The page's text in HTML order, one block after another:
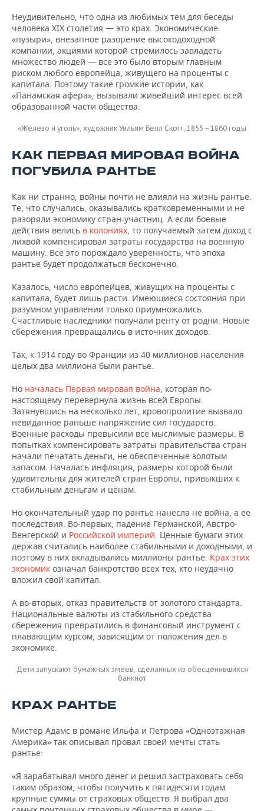
Неудивительно, что одна из любимых тем для беседы
человека XIX столетия — это крах. Экономические
«пузыри», внезапное разорение высокодоходной
компании, акциями которой стремилось завладеть
множество людей — все это было вторым главным
риском любого европейца, живущего на проценты с
капитала. Поэтому такие громкие истории, как
«Панамская афера», вызывали живейший интерес всей
образованной части общества.
«Железо и уголь», художник Уильям Белл Скотт, 1855—1860 годы
КАК ПЕРВАЯ МИРОВАЯ ВОЙНА
ПОГУБИЛА РАНТЬЕ
Как ни странно, войны почти не влияли на жизнь рантье.
Те, что случались, оказывались кратковременными и не
разоряли экономику стран-участниц. А если боевые
действия велись в колониях, то получаемый затем доход с
лихвой компенсировал затраты государства на военную
машину. Все это порождало уверенность, что эпоха
рантье будет продолжаться бесконечно.
Казалось, число европейцев, живущих на проценты с
капитала, будет лишь расти. Имеющиеся состояния при
разумном управлении только приумножались.
Счастливые наследники получали ренту от родни. Новые
сбережения превращались в источник доходов.
Так, к 1914 году во Франции из 40 миллионов населения
целых два миллиона были рантье.
Но началась Первая мировая война, которая по-
настоящему перевернула жизнь всей Европы.
Затянувшись на несколько лет, кровопролитие вызвало
невиданное раньше напряжение сил государств.
Военные расходы превысили все мыслимые размеры. В
попытках компенсировать затраты правительства стран
начали печатать деньги, не обеспеченные золотым
запасом. Началась инфляция, размеры которой были
удивительны для жителей стран Европы, привыкших к
стабильным деньгам и ценам.
Но окончательный удар по рантье нанесла не война, а ее
последствия. Во-первых, падение Германской, Австро-
Венгерской и Российской империй. Ценные бумаги этих
держав считались наиболее стабильными и доходными, и
поэтому в них вкладывались миллионы рантье. Крах этих
экономик означал банкротство всех тех, кто неудачно
вложил свой капитал.
А во-вторых, отказ правительств от золотого стандарта.
Национальные валюты из стабильного средства
сбережения превратились в финансовый инструмент с
плавающим курсом, зависящим от положения дел в
экономике.
Дети запускают бумажных змеев, сделанных из обесценившихся
банкнот
КРАХ РАНТЬЕ
Мистер Адамс в романе Ильфа и Петрова «Одноэтажная
Америка» так описывал провал своей мечты стать
рантье:
«Я зарабатывал много денег и решил застраховать себя
таким образом, чтобы получить к пятидесяти годам
крупные суммы от страховых обществ. Я выбрал два